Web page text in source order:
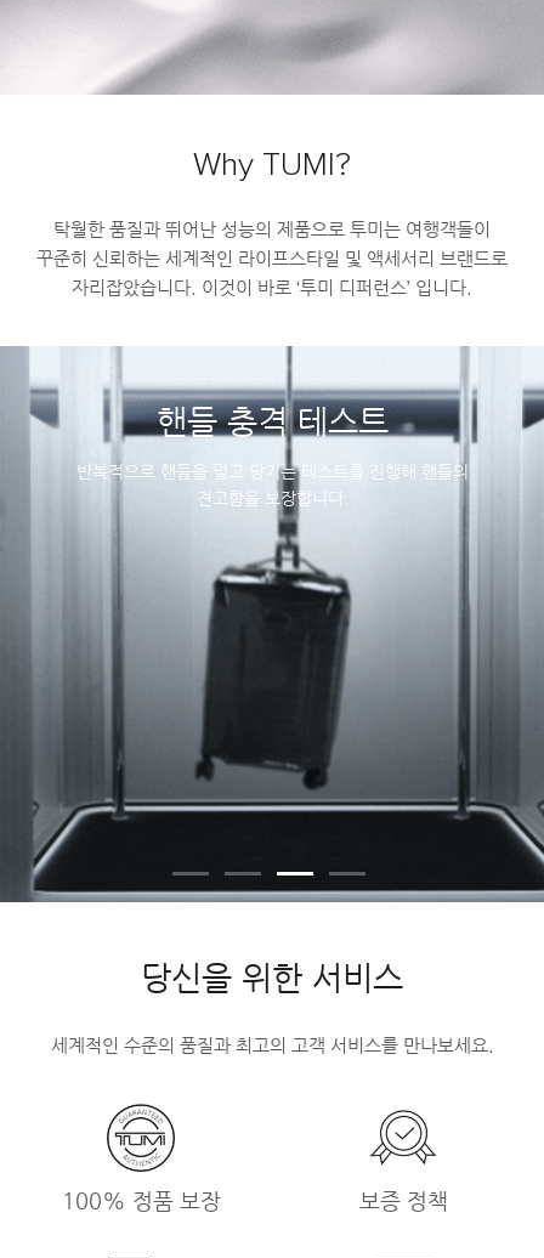
Why TUMI?
탁월한 품질과 뛰어난 성능의 제품으로 투미는 여행객들이
꾸준히 신뢰하는 세계적인 라이프스타일 및 액세서리 브랜드로
자리잡았습니다. 이것이 바로 ‘투미 디퍼런스’ 입니다.
핸들 충격 테스트
반복적으로 핸들을 밀고 당기는 테스트를 진행해 핸들의
견고함을 보장합니다.
당신을 위한 서비스
세계적인 수준의 품질과 최고의 고객 서비스를 만나보세요.
100% 정품 보장 보증 정책